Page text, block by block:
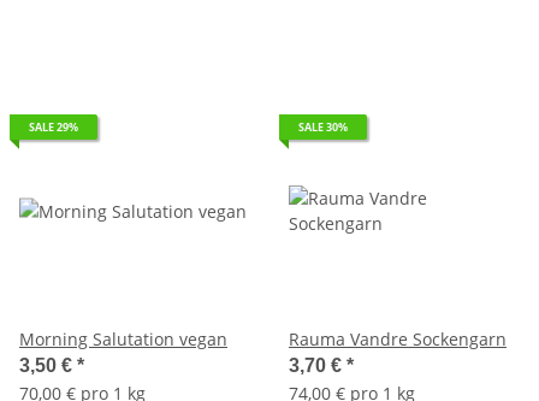
SALE 29%
Morning Salutation vegan
3,50 € *
70,00 € pro 1 kg
SALE 30%
Rauma Vandre Sockengarn
3,70 € *
74,00 € pro 1 kg